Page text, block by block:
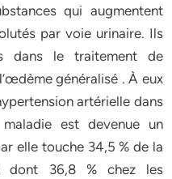
qui augmentent
par voie urinaire. Ils
dans le traitement de
généralisé . À eux
artérielle dans
est devenue un
elle touche 34,5 % de la
dont 36,8 % chez les